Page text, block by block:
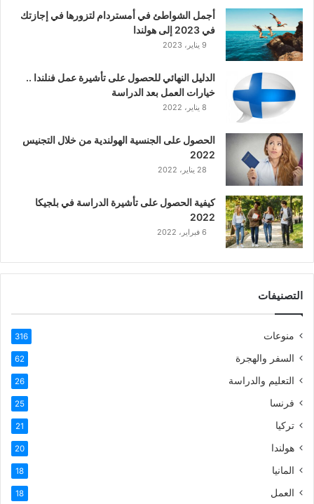
أجمل الشواطئ في أمستردام لتزورها في إجازتك
في 2023 إلى هولندا
9 يناير، 2023
الدليل النهائي للحصول على تأشيرة عمل فنلندا ..
خيارات العمل بعد الدراسة
8 يناير، 2022
الحصول على الجنسية الهولندية من خلال التجنيس
2022
28 يناير، 2022
كيفية الحصول على تأشيرة الدراسة في بلجيكا
2022
6 فبراير، 2022
التصنيفات
منوعات 316
السفر والهجرة 62
التعليم والدراسة 26
فرنسا 25
تركيا 21
هولندا 20
المانيا 18
العمل 18